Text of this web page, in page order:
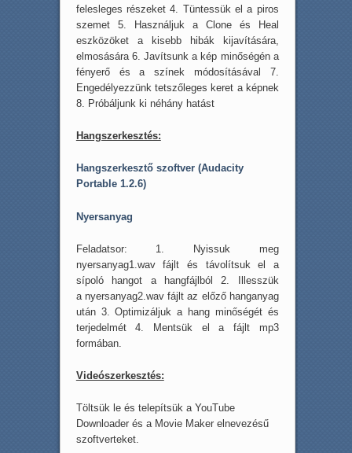
felesleges részeket 4. Tüntessük el a piros
szemet 5. Használjuk a Clone és Heal
eszközöket a kisebb hibák kijavítására,
elmosására 6. Javítsunk a kép minőségén a
fényerő és a színek módosításával 7.
Engedélyezzünk tetszőleges keret a képnek
8. Próbáljunk ki néhány hatást
Hangszerkesztés:
Hangszerkesztő szoftver (Audacity
Portable 1.2.6)
Nyersanyag
Feladatsor: 1. Nyissuk meg
nyersanyag1.wav fájlt és távolítsuk el a
sípoló hangot a hangfájlból 2. Illesszük
a nyersanyag2.wav fájlt az előző hanganyag
után 3. Optimizáljuk a hang minőségét és
terjedelmét 4. Mentsük el a fájlt mp3
formában.
Videószerkesztés:
Töltsük le és telepítsük a YouTube
Downloader és a Movie Maker elnevezésű
szoftverteket.